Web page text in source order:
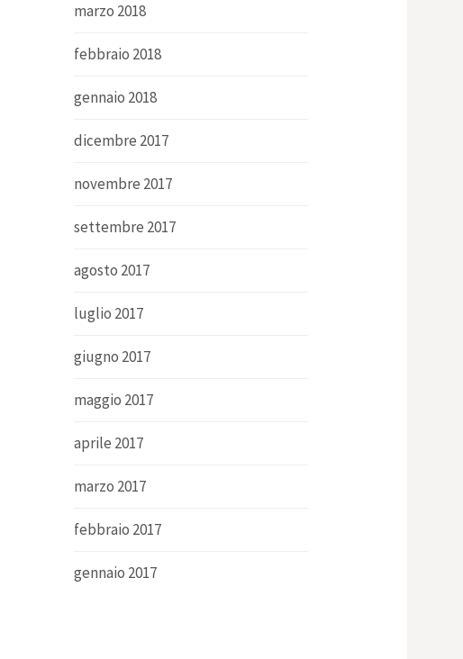
marzo 2018
febbraio 2018
gennaio 2018
dicembre 2017
novembre 2017
settembre 2017
agosto 2017
luglio 2017
giugno 2017
maggio 2017
aprile 2017
marzo 2017
febbraio 2017
gennaio 2017